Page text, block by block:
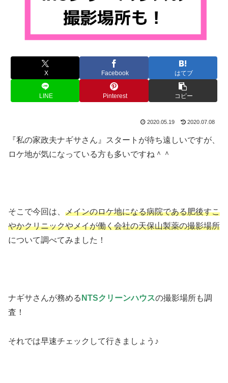
X Facebook はてブ
LINE Pinterest コピー
2020.05.19 2020.07.08
『私の家政夫ナギサさん』スタートが待ち遠しいですが、
ロケ地が気になっている方も多いですね＾＾
そこで今回は、 メインのロケ地になる病院である肥後すこ
やかクリニックやメイが働く会社の天保山製薬の撮影場所
について調べてみました！
ナギサさんが務める NTSクリーンハウスの撮影場所も調
査！
それでは早速チェックして行きましょう♪